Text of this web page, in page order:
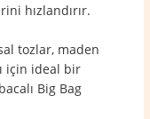
hızlandırır.
tozlar, maden
için ideal bir
Big Bag